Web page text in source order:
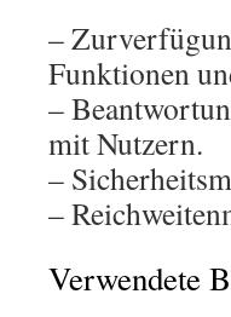
–
Funktionen
–
mit Nutzern.
–
–
Verwendete